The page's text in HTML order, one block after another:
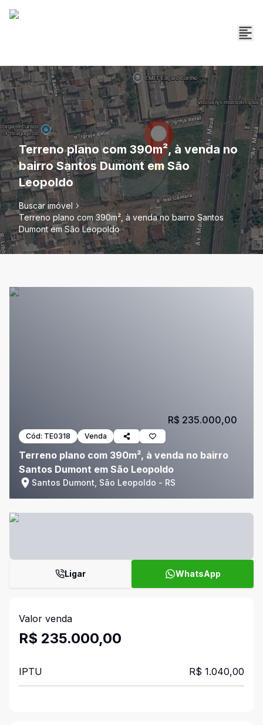
Terreno plano com 390m², à venda no
bairro Santos Dumont em São
Leopoldo
Buscar imóvel
Terreno plano com 390m², à venda no bairro Santos
Dumont em São Leopoldo
Cód: TE0318 Venda
Terreno plano com 390m², à venda no bairro
Santos Dumont em São Leopoldo
Santos Dumont, São Leopoldo - RS
R$ 235.000,00
Ligar WhatsApp
Valor venda
R$ 235.000,00
IPTU R$ 1.040,00